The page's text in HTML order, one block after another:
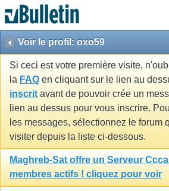
Voir le profil: oxo59
Si ceci est votre première visite,
la FAQ en cliquant sur le lien au
inscrit avant de pouvoir crée un
lien au dessus pour vous inscrire.
les messages, sélectionnez le forum
visiter depuis la liste ci-dessous.
Maghreb-Sat offre un Serveur
membres actifs ! cliquez pour voir